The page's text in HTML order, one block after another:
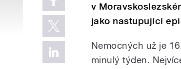
v
jako nastupující
Nemocných už je
minulý týden.